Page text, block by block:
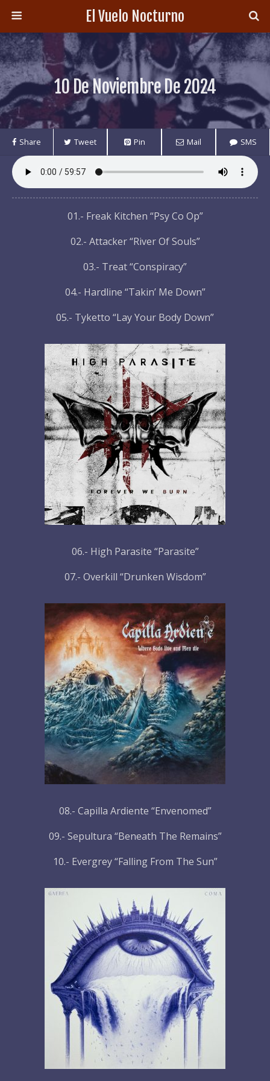
El Vuelo Nocturno
10 De Noviembre De 2024
Share Tweet Pin Mail SMS
01.- Freak Kitchen “Psy Co Op”
02.- Attacker “River Of Souls”
03.- Treat “Conspiracy”
04.- Hardline “Takin’ Me Down”
05.- Tyketto “Lay Your Body Down”
06.- High Parasite “Parasite”
07.- Overkill “Drunken Wisdom”
08.- Capilla Ardiente “Envenomed”
09.- Sepultura “Beneath The Remains”
10.- Evergrey “Falling From The Sun”